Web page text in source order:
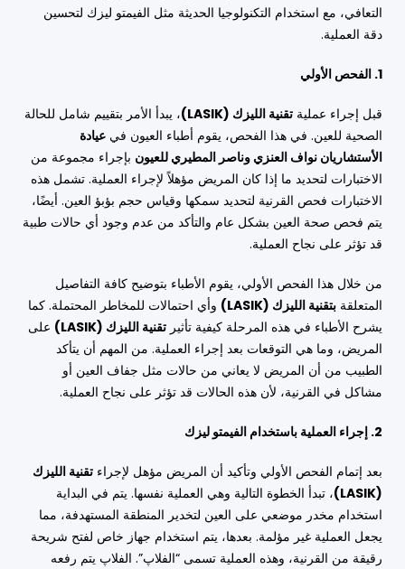
التعافي، مع استخدام التكنولوجيا الحديثة مثل الفيمتو ليزك لتحسين
دقة العملية.
1. الفحص الأولي
قبل إجراء عملية تقنية الليزك (LASIK)
، يبدأ الأمر بتقييم شامل للحالة
الصحية للعين. في هذا الفحص، يقوم أطباء العيون في عيادة
الأستشاريان نواف العنزي وناصر المطيري للعيون بإجراء مجموعة من
الاختبارات لتحديد ما إذا كان المريض مؤهلاً لإجراء العملية. تشمل هذه
الاختبارات فحص القرنية لتحديد سمكها وقياس حجم بؤبؤ العين. أيضًا،
يتم فحص صحة العين بشكل عام والتأكد من عدم وجود أي حالات طبية
قد تؤثر على نجاح العملية.
من خلال هذا الفحص الأولي، يقوم الأطباء بتوضيح كافة التفاصيل
المتعلقة بتقنية الليزك (LASIK)
وأي احتمالات للمخاطر المحتملة. كما
يشرح الأطباء في هذه المرحلة كيفية تأثير تقنية الليزك (LASIK)
على
المريض، وما هي التوقعات بعد إجراء العملية. من المهم أن يتأكد
الطبيب من أن المريض لا يعاني من حالات مثل جفاف العين أو
مشاكل في القرنية، لأن هذه الحالات قد تؤثر على نجاح العملية.
2. إجراء العملية باستخدام الفيمتو ليزك
بعد إتمام الفحص الأولي وتأكيد أن المريض مؤهل لإجراء تقنية الليزك
(LASIK)
، تبدأ الخطوة التالية وهي العملية نفسها. يتم في البداية
استخدام مخدر موضعي على العين لتخدير المنطقة المستهدفة، مما
يجعل العملية غير مؤلمة. بعدها، يتم استخدام جهاز خاص لفتح شريحة
رقيقة من القرنية، وهذه العملية تسمى “الفلاپ”. الفلاپ يتم رفعه